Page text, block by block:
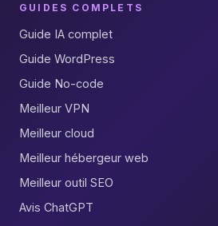
GUIDES COMPLETS
Guide IA complet
Guide WordPress
Guide No-code
Meilleur VPN
Meilleur cloud
Meilleur hébergeur web
Meilleur outil SEO
Avis ChatGPT